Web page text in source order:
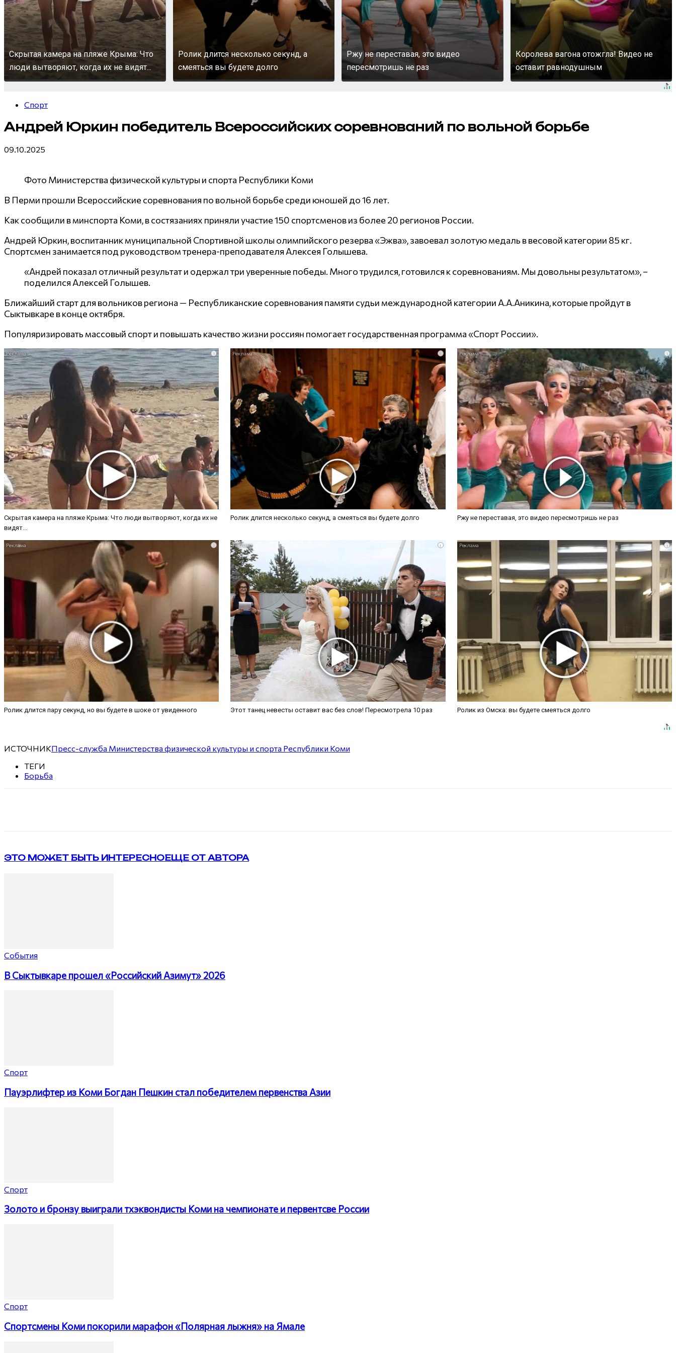
Скрытая камера на пляже Крыма: Что
люди вытворяют, когда их не видят...
Ролик длится несколько секунд, а
смеяться вы будете долго
Ржу не переставая, это видео
пересмотришь не раз
Королева вагона отожгла! Видео не
оставит равнодушным
Спорт
Андрей Юркин победитель Всероссийских соревнований по вольной борьбе
09.10.2025
Фото Министерства физической культуры и спорта Республики Коми
В Перми прошли Всероссийские соревнования по вольной борьбе среди юношей до 16 лет.
Как сообщили в минспорта Коми, в состязаниях приняли участие 150 спортсменов из более 20 регионов России.
Андрей Юркин, воспитанник муниципальной Спортивной школы олимпийского резерва «Эжва», завоевал золотую медаль в весовой категории 85 кг.
Спортсмен занимается под руководством тренера-преподавателя Алексея Голышева.
«Андрей показал отличный результат и одержал три уверенные победы. Много трудился, готовился к соревнованиям. Мы довольны результатом», –
поделился Алексей Голышев.
Ближайший старт для вольников региона — Республиканские соревнования памяти судьи международной категории А.А.Аникина, которые пройдут в
Сыктывкаре в конце октября.
Популяризировать массовый спорт и повышать качество жизни россиян помогает государственная программа «Спорт России».
i
Скрытая камера на пляже Крыма: Что люди вытворяют, когда их не
видят...
i
Ролик длится несколько секунд, а смеяться вы будете долго
i
Ржу не переставая, это видео пересмотришь не раз
i
Ролик длится пару секунд, но вы будете в шоке от увиденного
i
Этот танец невесты оставит вас без слов! Пересмотрела 10 раз
i
Ролик из Омска: вы будете смеяться долго
ИСТОЧНИКПресс-служба Министерства физической культуры и спорта Республики Коми
ТЕГИ
Борьба
ЭТО МОЖЕТ БЫТЬ ИНТЕРЕСНОЕЩЕ ОТ АВТОРА
События
В Сыктывкаре прошел «Российский Азимут» 2026
Спорт
Пауэрлифтер из Коми Богдан Пешкин стал победителем первенства Азии
Спорт
Золото и бронзу выиграли тхэквондисты Коми на чемпионате и первентсве России
Спорт
Спортсмены Коми покорили марафон «Полярная лыжня» на Ямале